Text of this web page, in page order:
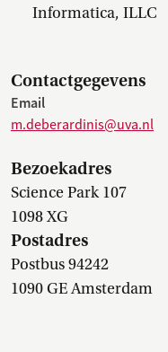
Informatica, ILLC
Contactgegevens
Email
m.deberardinis@uva.nl
Bezoekadres
Science Park 107
1098 XG
Postadres
Postbus 94242
1090 GE Amsterdam